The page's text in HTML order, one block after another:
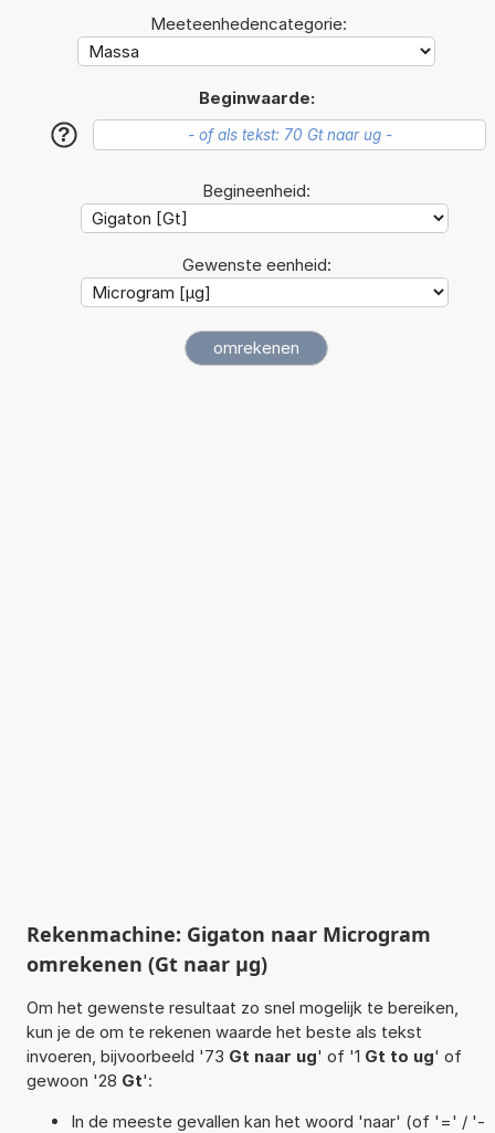
Meeteenhedencategorie:
Beginwaarde:
?
Begineenheid:
Gewenste eenheid:
Rekenmachine: Gigaton naar Microgram
omrekenen (Gt naar µg)
Om het gewenste resultaat zo snel mogelijk te bereiken,
kun je de om te rekenen waarde het beste als tekst
invoeren, bijvoorbeeld '73 Gt naar ug' of '1 Gt to ug' of
gewoon '28 Gt':
In de meeste gevallen kan het woord 'naar' (of '=' / '-